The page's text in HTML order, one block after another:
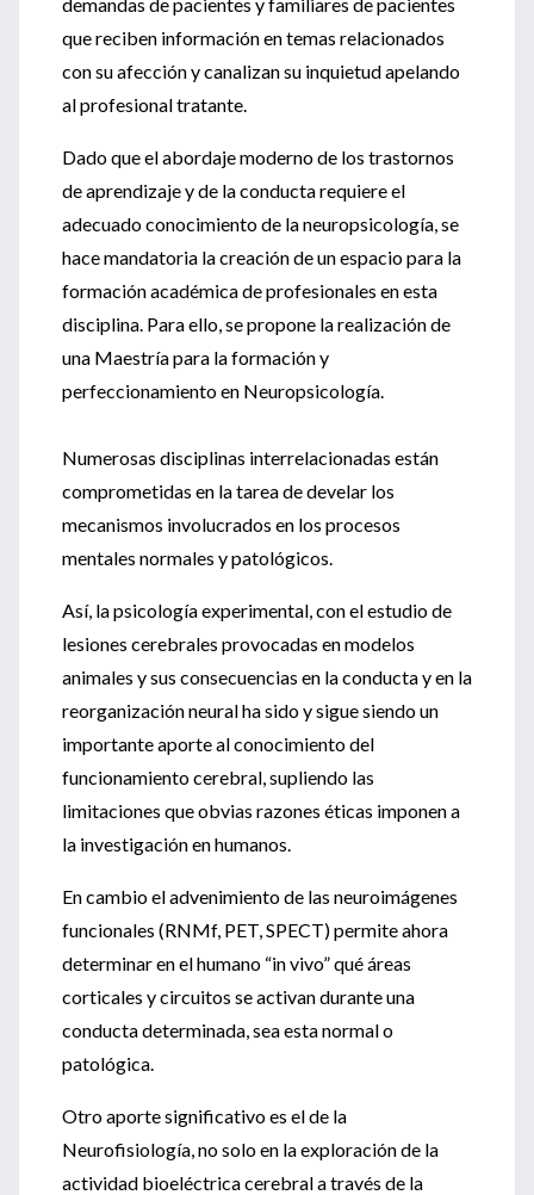
que reciben información en temas relacionados
con su afección y canalizan su inquietud apelando
al profesional tratante.
Dado que el abordaje moderno de los trastornos
de aprendizaje y de la conducta requiere el
adecuado conocimiento de la neuropsicología, se
hace mandatoria la creación de un espacio para la
formación académica de profesionales en esta
disciplina. Para ello, se propone la realización de
una Maestría para la formación y
perfeccionamiento en Neuropsicología.
Numerosas disciplinas interrelacionadas están
comprometidas en la tarea de develar los
mecanismos involucrados en los procesos
mentales normales y patológicos.
Así, la psicología experimental, con el estudio de
lesiones cerebrales provocadas en modelos
animales y sus consecuencias en la conducta y en la
reorganización neural ha sido y sigue siendo un
importante aporte al conocimiento del
funcionamiento cerebral, supliendo las
limitaciones que obvias razones éticas imponen a
la investigación en humanos.
En cambio el advenimiento de las neuroimágenes
funcionales (RNMf, PET, SPECT) permite ahora
determinar en el humano “in vivo” qué áreas
corticales y circuitos se activan durante una
conducta determinada, sea esta normal o
patológica.
Otro aporte significativo es el de la
Neurofisiología, no solo en la exploración de la
actividad bioeléctrica cerebral a través de la